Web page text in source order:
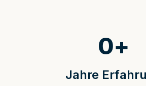
Jahre
0+